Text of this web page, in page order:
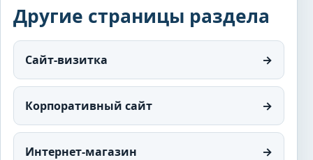
Другие страницы раздела
Сайт-визитка →
Корпоративный сайт →
Интернет-магазин →